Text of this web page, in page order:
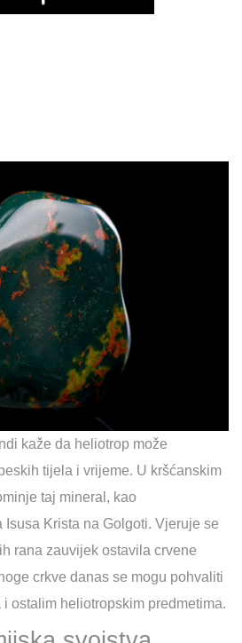
Play
kaže da heliotrop može
tijela i vrijeme. U kršćanskim
taj mineral, kao
Krista na Golgoti. Vjeruje se
rana zauvijek ostavila crvene
crkve danas se mogu pohvaliti
ostalim heliotropskim predmetima.